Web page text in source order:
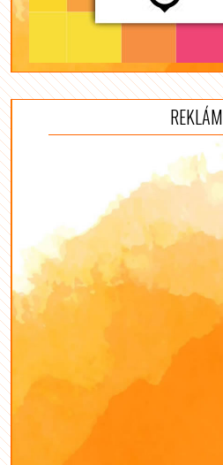
REKLÁM